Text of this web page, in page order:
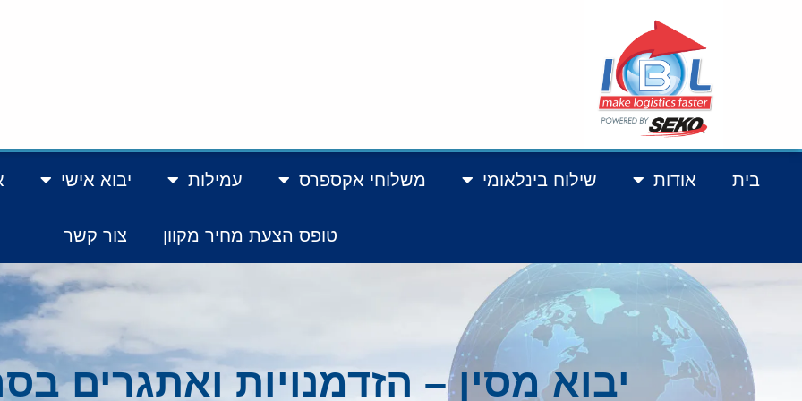
בית אודות שילוח בינלאומי משלוחי אקספרס עמילות יבוא אישי
טופס הצעת מחיר מקוון צור קשר
יבוא מסין – הזדמנויות ואתגרים